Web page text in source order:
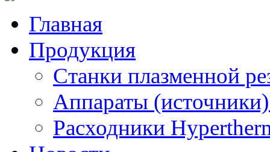
Главная
Продукция
Станки плазменной
Аппараты
Расходники